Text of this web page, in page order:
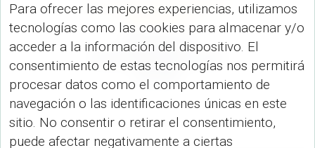
Para ofrecer las mejores experiencias, utilizamos
tecnologías como las cookies para almacenar y/o
acceder a la información del dispositivo. El
consentimiento de estas tecnologías nos permitirá
procesar datos como el comportamiento de
navegación o las identificaciones únicas en este
sitio. No consentir o retirar el consentimiento,
puede afectar negativamente a ciertas
ESPECIALES (LLAVEROS) METROS
(HERRAMIENTAS)
Mini Set de
Destornilladores Level